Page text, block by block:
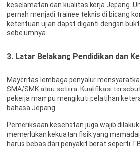
keselamatan dan kualitas kerja Jepang.
pernah menjadi trainee teknis di bidang
ketentuan ujian dapat diganti dengan
sebelumnya.
3. Latar Belakang Pendidikan dan
Mayoritas lembaga penyalur
SMA/SMK atau setara. Kualifikasi
pekerja mampu mengikuti pelatihan
bahasa Jepang.
Pemeriksaan kesehatan juga wajib
memerlukan kekuatan fisik yang
harus bebas dari penyakit berat seperti